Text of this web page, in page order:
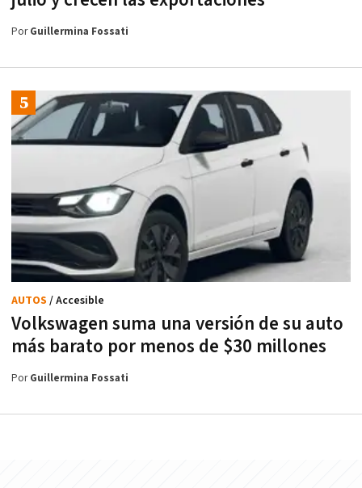
PorGuillermina Fossati
Volkswagen suma una versión de su auto
más barato por menos de $30 millones
AUTOS / Accesible
PorGuillermina Fossati